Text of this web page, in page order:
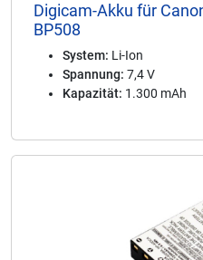
Digicam-Akku für
BP508
System: Li-Ion
Spannung: 7,4 V
Kapazität: 1.300 mAh